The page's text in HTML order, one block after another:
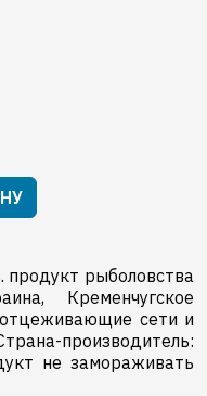
продукт рыболовства
Кременчугское
сети и
производитель:
не замораживать